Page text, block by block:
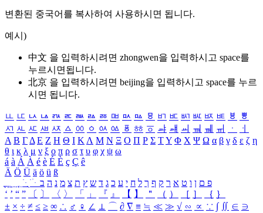
변환된 중국어를 복사하여 사용하시면 됩니다.
예시)
中文 을 입력하시려면 zhongwen을 입력하시고 space를
누르시면됩니다.
北京 을 입력하시려면 beijing을 입력하시고 space를 누르
시면 됩니다.
ㅥ ㅦ ㅧ ㅨ ㅩ ㅪ ㅫ ㅬ ㅭ ㅮ ㅯ ㅰ ㅱ ㅲ ㅳ ㅴ ㅵ ㅶ ㅷ ㅸ
ㅹ
ㅺ ㅻ ㅼ ㅽ ㅾ ㅿ ㆀ ㆁ ㆂ ㆃ ㆄ ㆅ ㆆ ㆇ ㆈ ㆉ ㆊ ㆋ ㆌ ㆍ
ㆎ
Α Β ΓΔ Ε Ζ Η Θ Ι ΚΛ Μ Ν Ξ Ο Π Ρ Σ ΤΥ Φ Χ Ψ Ω α β γ δ ε ζ η
θ ι κ λ μ ν ξ ο π ρ σ τ υ φ χ ψ ω
á à Á À é è É È ç Ç ê
Ä Ö Ü ä ö ü ß
ִֶֹ ֻּ ׁׂ פ ם ן ו ט א ר ק ף ך ל ח י ע כ ג ד ש ץ ת צ מ נ ה ב
‘ ’ “ ” 〔 〕 〈 〉 「 」 『 』 【 】 ＂ （ ） ［ ］ ｛ ｝
± × ÷ ≠ ≤ ≥ ∞ ∴ ♂ ♀ ∠ ⊥ ⌒ ∂ ∇ ≡ ≒ ≪ ≫ √ ∽ ∝ ∵ ∫ ∬ ∈ ∋